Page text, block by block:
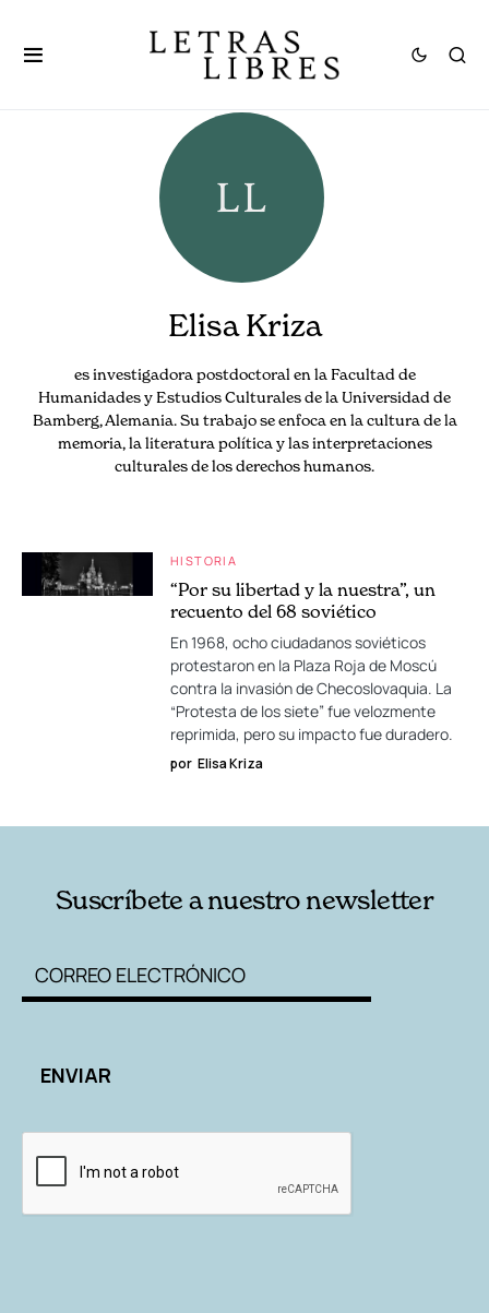
Elisa Kriza
es investigadora postdoctoral en la Facultad de
Humanidades y Estudios Culturales de la Universidad de
Bamberg, Alemania. Su trabajo se enfoca en la cultura de la
memoria, la literatura política y las interpretaciones
culturales de los derechos humanos.
HISTORIA
“Por su libertad y la nuestra”, un
recuento del 68 soviético
En 1968, ocho ciudadanos soviéticos
protestaron en la Plaza Roja de Moscú
contra la invasión de Checoslovaquia. La
“Protesta de los siete” fue velozmente
reprimida, pero su impacto fue duradero.
por Elisa Kriza
Suscríbete a nuestro newsletter